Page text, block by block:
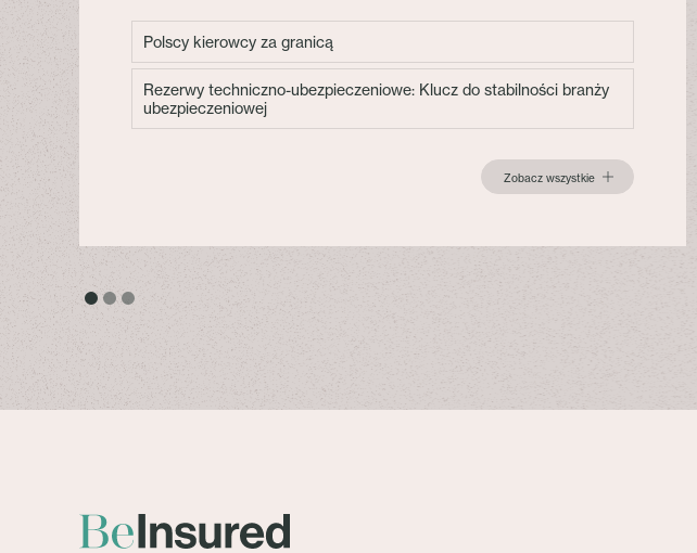
Polscy kierowcy za granicą
Rezerwy techniczno-ubezpieczeniowe: Klucz do stabilności branży
ubezpieczeniowej
Zobacz wszystkie